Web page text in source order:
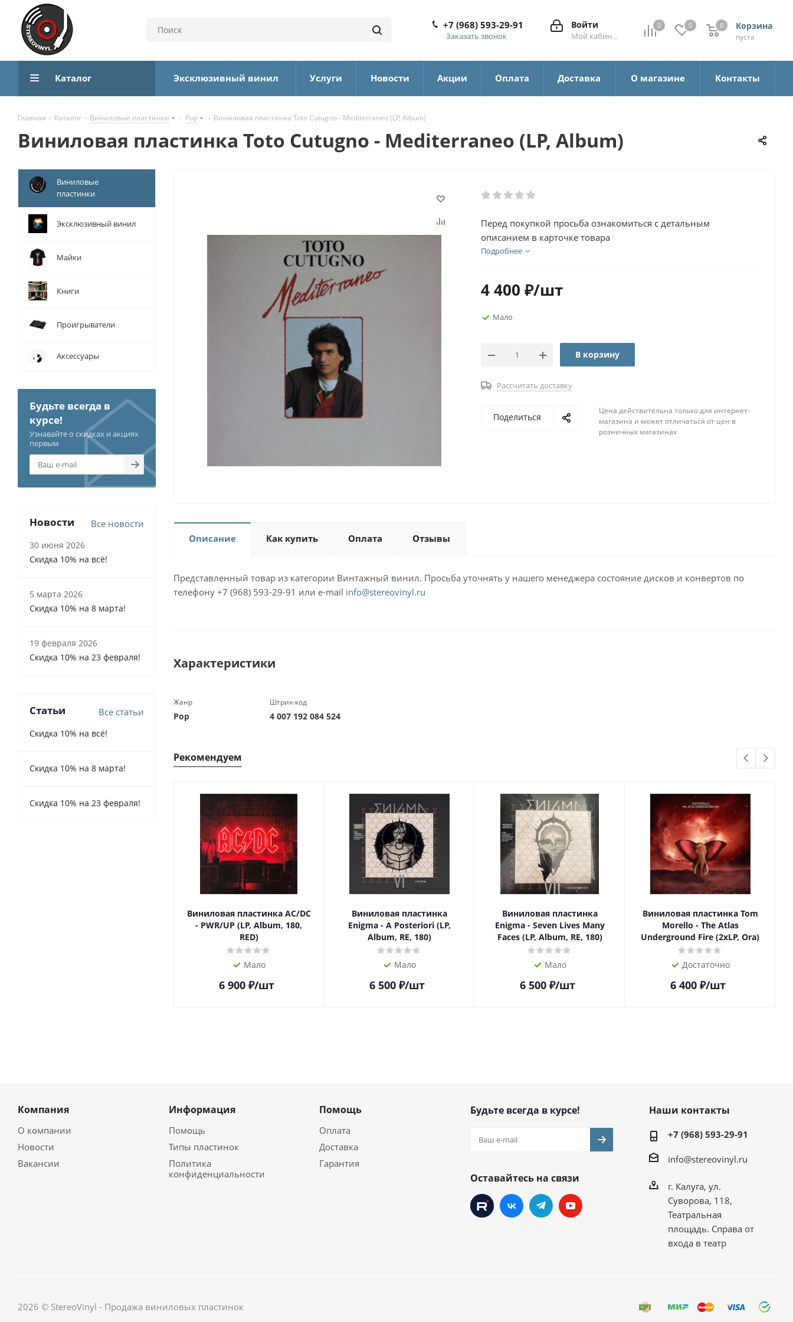
0 0 Корзина
0
пуста
0
Войти
Мой кабинет
+7 (968) 593-29-91
Заказать звонок
Каталог Эксклюзивный винил Услуги Новости Акции Оплата Доставка О магазине Контакты
Главная - Каталог - Виниловые пластинки - Pop - Виниловая пластинка Toto Cutugno - Mediterraneo (LP, Album)
Виниловая пластинка Toto Cutugno - Mediterraneo (LP, Album)
Перед покупкой просьба ознакомиться с детальным
описанием в карточке товара
Подробнее
4 400 ₽/шт
Мало
В корзину
Рассчитать доставку
Поделиться
Цена действительна только для интернет-
магазина и может отличаться от цен в
розничных магазинах
Описание Как купить Оплата Отзывы
Представленный товар из категории Винтажный винил. Просьба уточнять у нашего менеджера состояние дисков и конвертов по
телефону +7 (968) 593-29-91 или e-mail info@stereovinyl.ru
Характеристики
Жанр
Pop
Штрих-код
4 007 192 084 524
Рекомендуем
Виниловая пластинка AC/DC
- PWR/UP (LP, Album, 180,
RED)
Мало
6 900 ₽/шт
Виниловая пластинка
Enigma - A Posteriori (LP,
Album, RE, 180)
Мало
6 500 ₽/шт
Виниловая пластинка
Enigma - Seven Lives Many
Faces (LP, Album, RE, 180)
Мало
6 500 ₽/шт
Виниловая пластинка Tom
Morello - The Atlas
Underground Fire (2xLP, Ora)
Достаточно
6 400 ₽/шт
Виниловые
пластинки
Эксклюзивный винил
Майки
Книги
Проигрыватели
Аксессуары
Будьте всегда в
курсе!
Узнавайте о скидках и акциях
первым
Новости Все новости
30 июня 2026
Скидка 10% на всё!
5 марта 2026
Скидка 10% на 8 марта!
19 февраля 2026
Скидка 10% на 23 февраля!
Статьи Все статьи
Скидка 10% на всё!
Скидка 10% на 8 марта!
Скидка 10% на 23 февраля!
Компания
О компании
Новости
Вакансии
Информация
Помощь
Типы пластинок
Политика
конфиденциальности
Помощь
Оплата
Доставка
Гарантия
Будьте всегда в курсе!
Оставайтесь на связи
Наши контакты
+7 (968) 593-29-91
info@stereovinyl.ru
г. Калуга, ул.
Суворова, 118,
Театральная
площадь. Справа от
входа в театр
2026 © StereoVinyl - Продажа виниловых пластинок